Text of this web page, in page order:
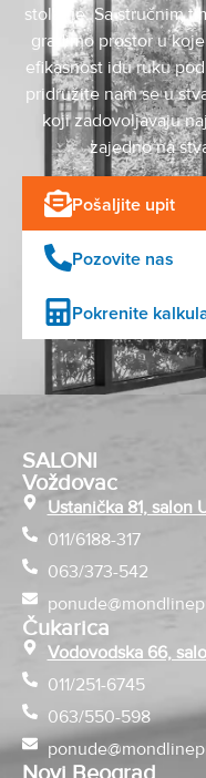
stolarije. Sa stručnim
gradimo prostor u
efikasnost idu ruku
pridružite nam se u
koji zadovoljavaju
zajedno na
Pošaljite upit
Pozovite nas
Pokrenite
SALONI
Voždovac
Ustanička 81, salon
011/6188-317
063/373-542
Čukarica
Vodovodska 66,
011/251-6745
063/550-598